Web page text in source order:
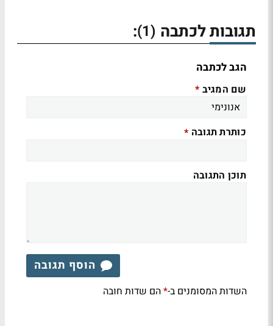
תגובות לכתבה (1)
:
הגב לכתבה
שם המגיב *
כותרת תגובה *
תוכן התגובה
הוסף תגובה
השדות המסומנים ב-*הם שדות חובה